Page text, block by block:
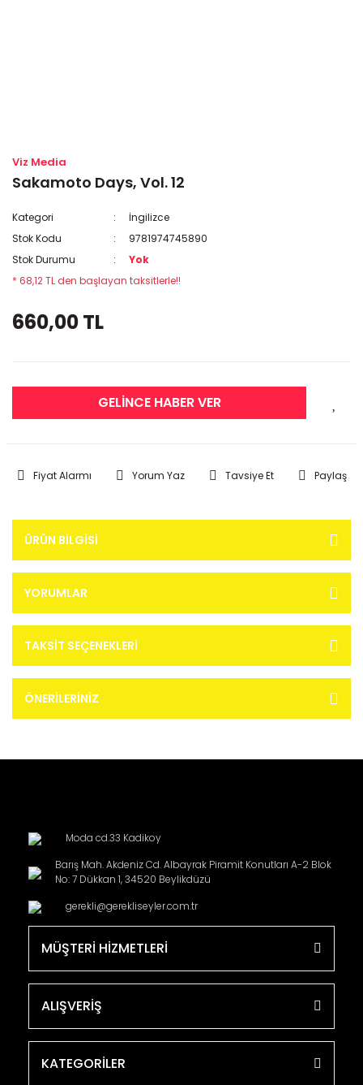
Viz Media
Sakamoto Days, Vol. 12
Kategori
İngilizce
Stok Kodu
9781974745890
Stok Durumu
Yok
* 68,12 TL den başlayan taksitlerle!!
660,00 TL
GELİNCE HABER VER
Fiyat Alarmı Yorum Yaz Tavsiye Et Paylaş
ÜRÜN BILGISI
YORUMLAR
TAKSIT SEÇENEKLERI
ÖNERILERINIZ
Moda cd.33 Kadikoy
Barış Mah. Akdeniz Cd. Albayrak Piramit Konutları A-2 Blok
No: 7 Dükkan 1, 34520 Beylikdüzü
gerekli@gerekliseyler.com.tr
MÜŞTERİ HİZMETLERİ
ALIŞVERİŞ
KATEGORİLER